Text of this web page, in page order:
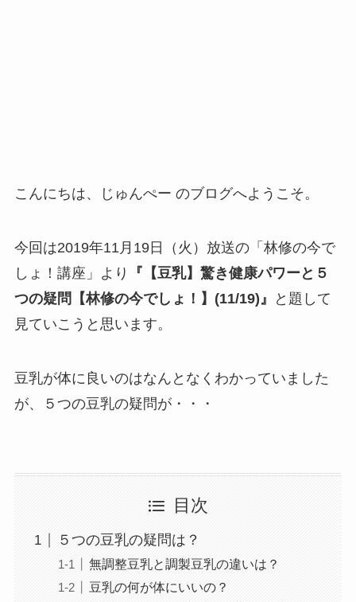
こんにちは、じゅんぺー のブログへようこそ。
今回は2019年11月19日（火）放送の「林修の今で
しょ！講座」より
『【豆乳】驚き健康パワーと５
つの疑問【林修の今でしょ！】(11/19)』
と題して
見ていこうと思います。
豆乳が体に良いのはなんとなくわかっていました
が、５つの豆乳の疑問が・・・
目次
５つの豆乳の疑問は？
無調整豆乳と調製豆乳の違いは？
豆乳の何が体にいいの？